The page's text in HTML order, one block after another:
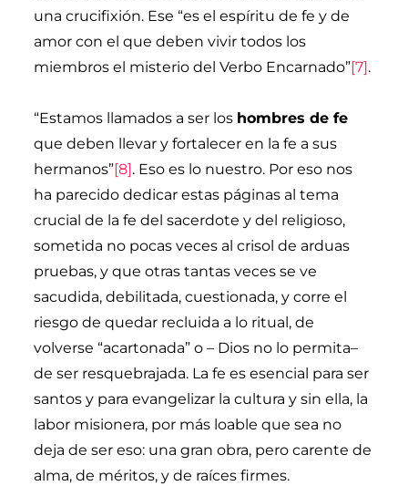
una crucifixión. Ese “es el espíritu de fe y de
amor con el que deben vivir todos los
miembros el misterio del Verbo Encarnado”[7].
“Estamos llamados a ser los hombres de fe
que deben llevar y fortalecer en la fe a sus
hermanos”[8]. Eso es lo nuestro. Por eso nos
ha parecido dedicar estas páginas al tema
crucial de la fe del sacerdote y del religioso,
sometida no pocas veces al crisol de arduas
pruebas, y que otras tantas veces se ve
sacudida, debilitada, cuestionada, y corre el
riesgo de quedar recluida a lo ritual, de
volverse “acartonada” o – Dios no lo permita–
de ser resquebrajada. La fe es esencial para ser
santos y para evangelizar la cultura y sin ella, la
labor misionera, por más loable que sea no
deja de ser eso: una gran obra, pero carente de
alma, de méritos, y de raíces firmes.